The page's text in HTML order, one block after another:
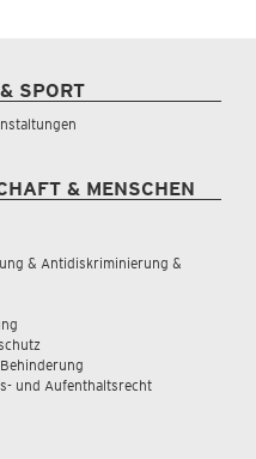
SPORT
& MENSCHEN
& Antidiskriminierung &
und Aufenthaltsrecht